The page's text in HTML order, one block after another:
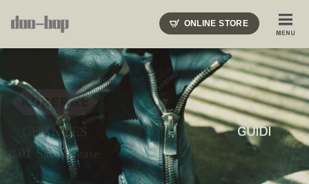
SHOP BLOG STAFF BLOG
NAKAJIMA'S BLOG
TSUKAMOTO'S BLOG
ROOTS EVENT
COLUMN SNAP ACCESS CONTACT
ONLINE STORE